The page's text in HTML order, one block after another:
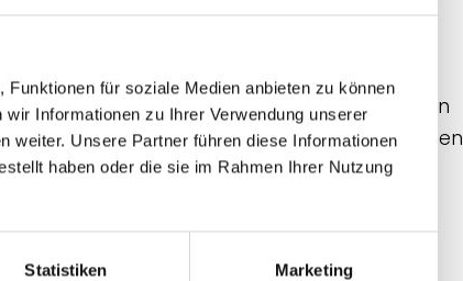
für soziale Medien anbieten zu können
Informationen zu Ihrer Verwendung unserer
weiter. Unsere Partner führen diese Informationen
haben oder die sie im Rahmen Ihrer Nutzung
Statistiken Marketing
2024 – erneut mit einem umfangreichen
Zertifikatskursen für ehrenamtliche
des Museumsgütesiegels und den Angeboten
die im vergangenen Jahr erstmals initiierten
lädt der MVNB mit diesem Format
zu Vertiefung, Austausch und